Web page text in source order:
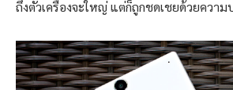
ถึงตัวเครื่องจะใหญ่ แต่ก็ถูกชดเชยด้วยความ